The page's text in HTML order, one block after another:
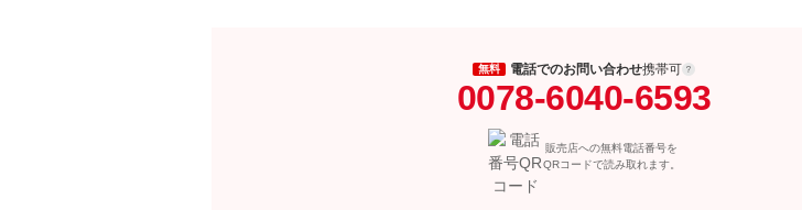
無料 電話でのお問い合わせ携帯可
0078-6040-6593
販売店への無料電話番号を
QRコードで読み取れます。